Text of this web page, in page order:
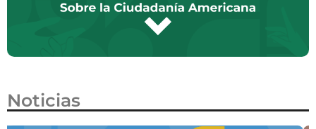
Noticias